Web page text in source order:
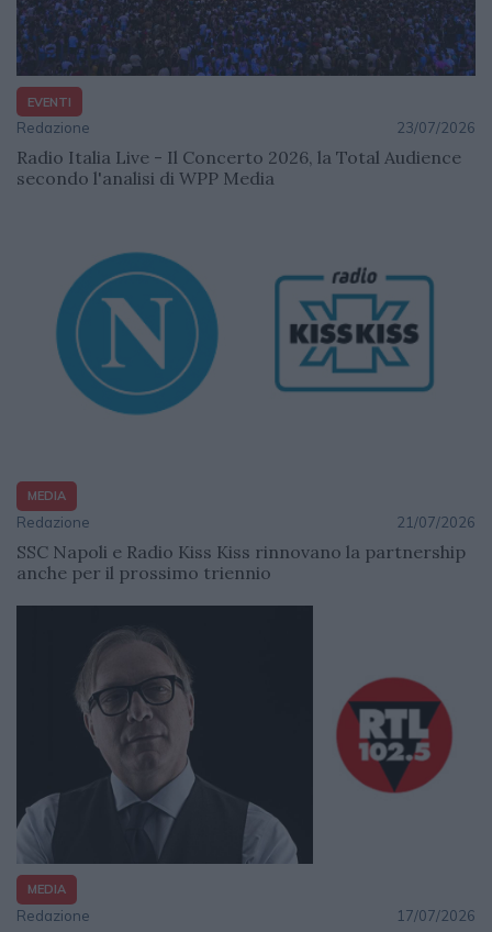
EVENTI
Redazione 23/07/2026
Radio Italia Live - Il Concerto 2026, la Total Audience
secondo l'analisi di WPP Media
MEDIA
Redazione 21/07/2026
SSC Napoli e Radio Kiss Kiss rinnovano la partnership
anche per il prossimo triennio
MEDIA
Redazione 17/07/2026